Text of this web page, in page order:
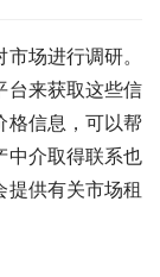
场进行调研。
台来获取这些信
格信息，可以帮
中介取得联系也
提供有关市场租